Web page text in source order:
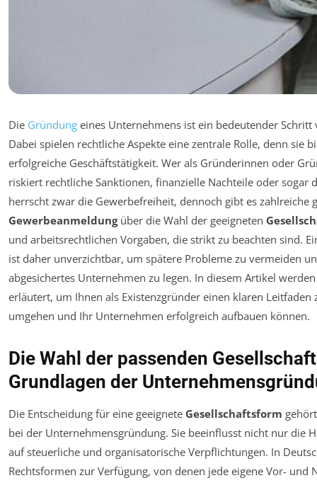
Die Gründung eines Unternehmens ist ein bedeutender
Dabei spielen rechtliche Aspekte eine zentrale Rolle, denn sie
erfolgreiche Geschäftstätigkeit. Wer als Gründerinnen oder
riskiert rechtliche Sanktionen, finanzielle Nachteile oder sogar
herrscht zwar die Gewerbefreiheit, dennoch gibt es zahlreiche
Gewerbeanmeldungüber die Wahl der geeigneten
und arbeitsrechtlichen Vorgaben, die strikt zu beachten sind.
ist daher unverzichtbar, um spätere Probleme zu vermeiden
abgesichertes Unternehmen zu legen. In diesem Artikel
erläutert, um Ihnen als Existenzgründer einen klaren Leitfaden
umgehen und Ihr Unternehmen erfolgreich aufbauen können.
Die Wahl der passenden
Grundlagen der
Die Entscheidung für eine geeignete Gesellschaftsform
bei der Unternehmensgründung. Sie beeinflusst nicht nur die
auf steuerliche und organisatorische Verpflichtungen. In
Rechtsformen zur Verfügung, von denen jede eigene Vor- und